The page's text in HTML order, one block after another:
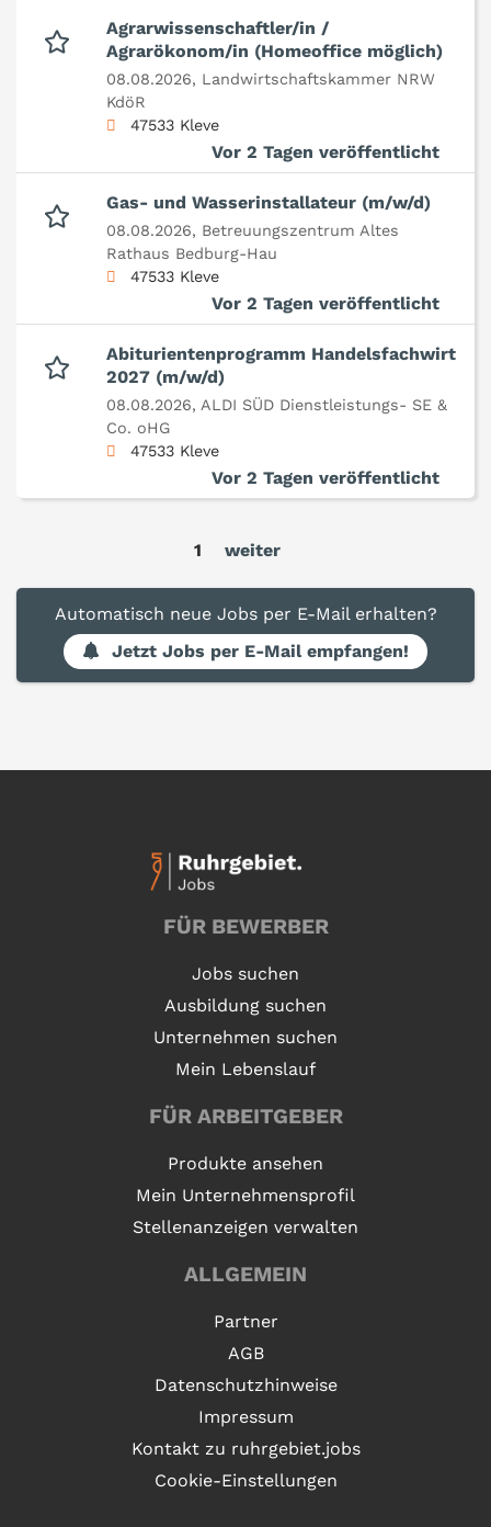
Agrarwissenschaftler/in /
Agrarökonom/in (Homeoffice möglich)
08.08.2026, Landwirtschaftskammer NRW
KdöR
47533 Kleve
Vor 2 Tagen veröffentlicht
Gas- und Wasserinstallateur (m/w/d)
08.08.2026, Betreuungszentrum Altes
Rathaus Bedburg-Hau
47533 Kleve
Vor 2 Tagen veröffentlicht
Abiturientenprogramm Handelsfachwirt
2027 (m/w/d)
08.08.2026, ALDI SÜD Dienstleistungs- SE &
Co. oHG
47533 Kleve
Vor 2 Tagen veröffentlicht
1 weiter
Automatisch neue Jobs per E-Mail erhalten?
Jetzt Jobs per E-Mail empfangen!
FÜR BEWERBER
Jobs suchen
Ausbildung suchen
Unternehmen suchen
Mein Lebenslauf
FÜR ARBEITGEBER
Produkte ansehen
Mein Unternehmensprofil
Stellenanzeigen verwalten
ALLGEMEIN
Partner
AGB
Datenschutzhinweise
Impressum
Kontakt zu ruhrgebiet.jobs
Cookie-Einstellungen